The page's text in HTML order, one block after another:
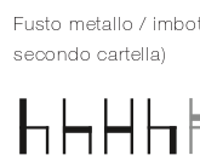
Fusto metallo /
secondo cartella)